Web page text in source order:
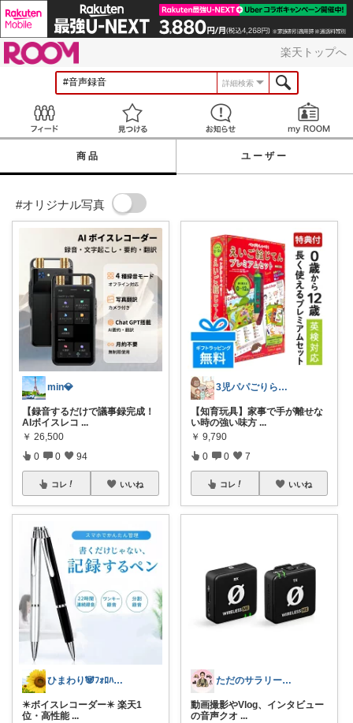
楽天トップへ
詳細検索
見つける お知らせ
商品 ユーザー
#オリジナル写真
min💎
【録音するだけで議事録完成！
AIボイスレコ ...
￥ 26,500
0 0 94
コレ いいね
ひまわり🐼ﾌｫﾛﾊﾞ100❤️感謝
✴️ボイスレコーダー✴️ 楽天1
位・高性能 ...
3児パパごりら｜家族で役立つROOM
【知育玩具】家事で手が離せな
い時の強い味方 ...
￥ 9,790
0 0 7
コレ いいね
ただのサラリーマンの趣味部屋
動画撮影やVlog、インタビュー
の音声クオ ...